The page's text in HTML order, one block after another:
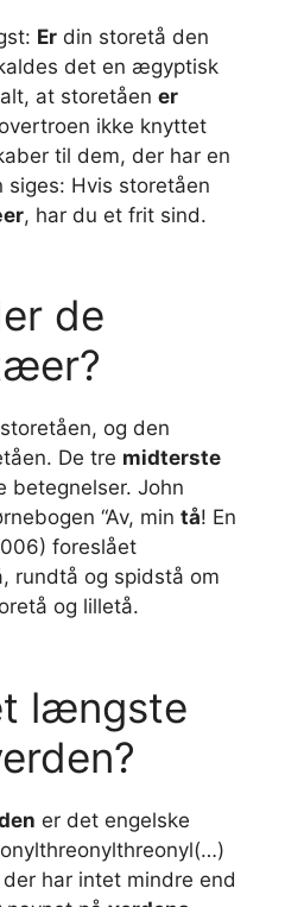
Er din storetå den
det en ægyptisk
at storetåen er
ikke knyttet
til dem, der har en
siges: Hvis storetåen
, har du et frit sind.
de
og den
De tre midterste
betegnelser. John
“Av, min tå! En
foreslået
rundtå og spidstå om
og lilletå.
længste
er det engelske
der har intet mindre end